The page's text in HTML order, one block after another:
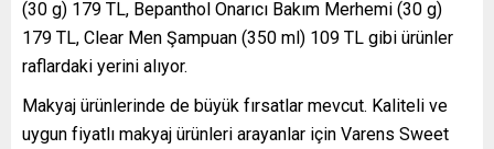
(30 g) 179 TL, Bepanthol Onarıcı Bakım Merhemi (30 g)
179 TL, Clear Men Şampuan (350 ml) 109 TL gibi ürünler
raflardaki yerini alıyor.
Makyaj ürünlerinde de büyük fırsatlar mevcut. Kaliteli ve
uygun fiyatlı makyaj ürünleri arayanlar için Varens Sweet